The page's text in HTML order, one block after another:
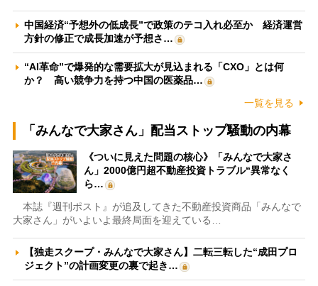
中国経済“予想外の低成長”で政策のテコ入れ必至か 経済運営
方針の修正で成長加速が予想さ…
“AI革命”で爆発的な需要拡大が見込まれる「CXO」とは何
か？ 高い競争力を持つ中国の医薬品…
一覧を見る
「みんなで大家さん」配当ストップ騒動の内幕
《ついに見えた問題の核心》「みんなで大家さ
ん」2000億円超不動産投資トラブル“異常なく
ら…
本誌『週刊ポスト』が追及してきた不動産投資商品「みんなで
大家さん」がいよいよ最終局面を迎えている…
【独走スクープ・みんなで大家さん】二転三転した“成田プロ
ジェクト”の計画変更の裏で起き…